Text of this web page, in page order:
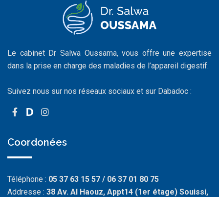
Le cabinet Dr Salwa Oussama, vous offre une expertise
dans la prise en charge des maladies de l’appareil digestif.
Suivez nous sur nos réseaux sociaux et sur Dabadoc :
Coordonées
Téléphone : 05 37 63 15 57 / 06 37 01 80 75
Addresse : 38 Av. Al Haouz, Appt14 (1er étage) Souissi,